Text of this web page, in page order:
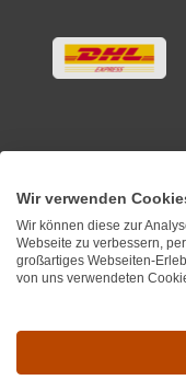
Wir verwenden
Wir können diese zur
Webseite zu verbessern,
großartiges Webseiten-
von uns verwendeten